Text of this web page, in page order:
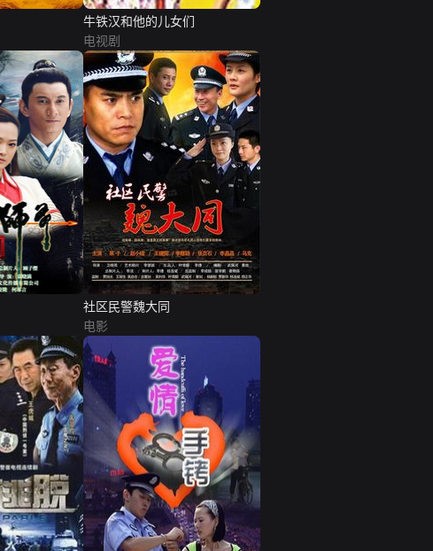
牛铁汉和他的儿女们
电视剧
社区民警魏大同
电影